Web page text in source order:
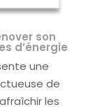
son
d’énergie
une
de
les